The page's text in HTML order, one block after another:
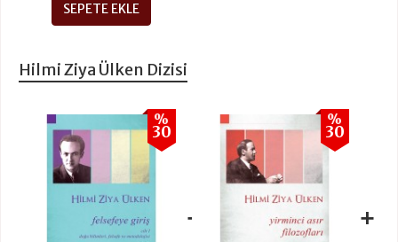
SEPETE EKLE
Hilmi Ziya Ülken Dizisi
%
30
+
%
30
+